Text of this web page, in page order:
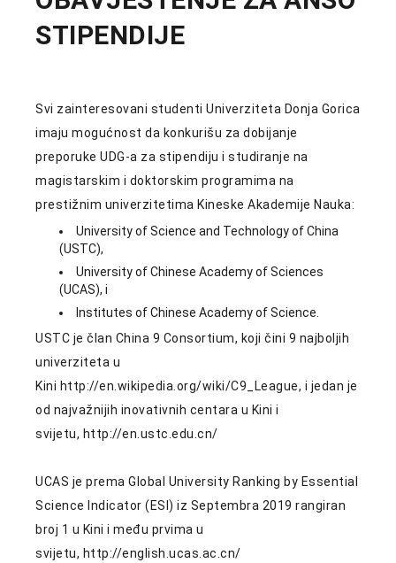
STIPENDIJE
Svi zainteresovani studenti Univerziteta Donja Gorica
imaju mogućnost da konkurišu za dobijanje
preporuke UDG-a za stipendiju i studiranje na
magistarskim i doktorskim programima na
prestižnim univerzitetima Kineske Akademije Nauka:
University of Science and Technology of China
(USTC),
University of Chinese Academy of Sciences
(UCAS), i
Institutes of Chinese Academy of Science.
USTC je član China 9 Consortium, koji čini 9 najboljih
univerziteta u
Kini http://en.wikipedia.org/wiki/C9_League, i jedan je
od najvažnijih inovativnih centara u Kini i
svijetu, http://en.ustc.edu.cn/
UCAS je prema Global University Ranking by Essential
Science Indicator (ESI) iz Septembra 2019 rangiran
broj 1 u Kini i među prvima u
svijetu, http://english.ucas.ac.cn/